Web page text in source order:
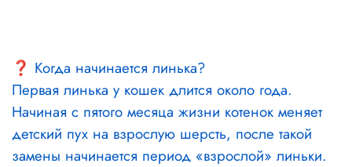
❓ Когда начинается линька?
Первая линька у кошек длится около года.
Начиная с пятого месяца жизни котенок меняет
детский пух на взрослую шерсть, после такой
замены начинается период «взрослой» линьки.